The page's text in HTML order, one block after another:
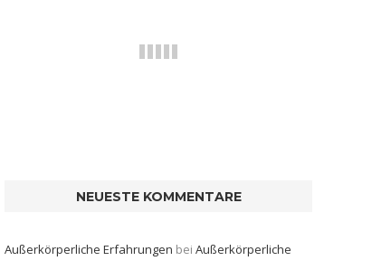
NEUESTE KOMMENTARE
Außerkörperliche Erfahrungen bei Außerkörperliche